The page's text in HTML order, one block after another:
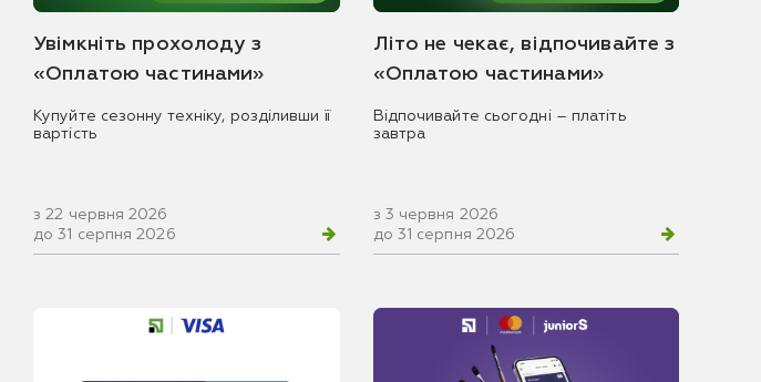
Увімкніть прохолоду з
«Оплатою частинами»
Купуйте сезонну техніку, розділивши її
вартість
з 22 червня 2026
до 31 серпня 2026
Літо не чекає, відпочивайте з
«Оплатою частинами»
Відпочивайте сьогодні – платіть
завтра
з 3 червня 2026
до 31 серпня 2026